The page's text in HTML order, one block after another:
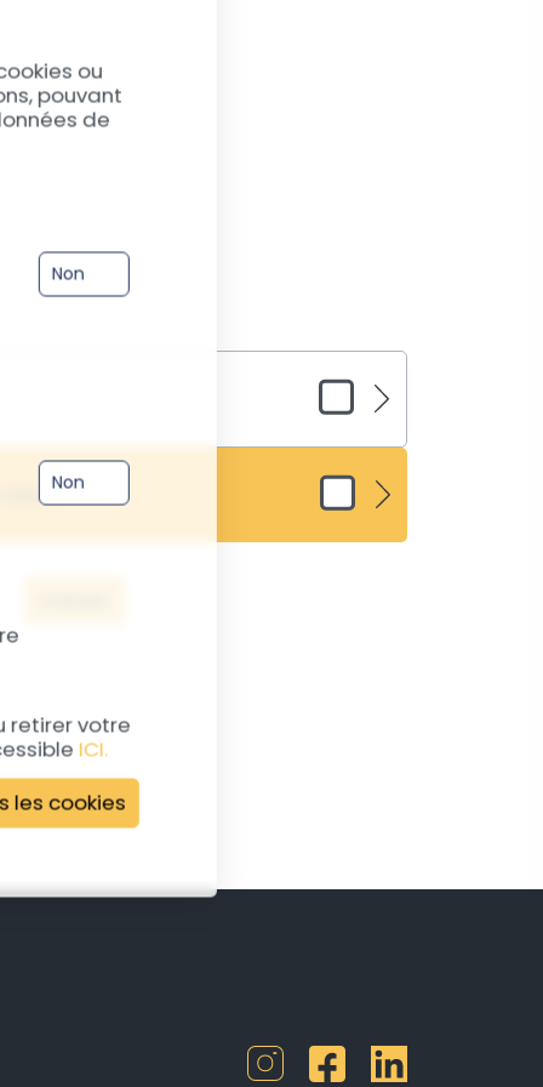
ou
pouvant
de
Non
Non
retirer votre
ICI.
les cookies
de désoxydation OnePlus CE 2 Lite
la corrosion.